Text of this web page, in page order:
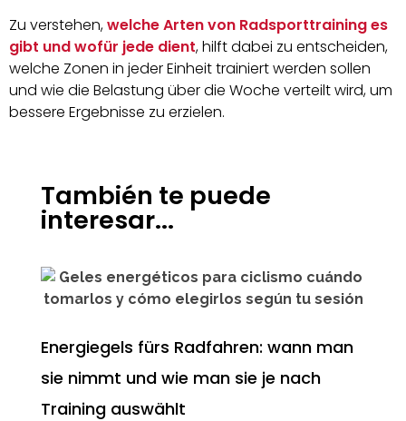
Zu verstehen,welche Arten von Radsporttraining es
gibt und wofür jede dient, hilft dabei zu entscheiden,
welche Zonen in jeder Einheit trainiert werden sollen
und wie die Belastung über die Woche verteilt wird, um
bessere Ergebnisse zu erzielen.
También te puede
interesar...
Energiegels fürs Radfahren: wann man
sie nimmt und wie man sie je nach
Training auswählt